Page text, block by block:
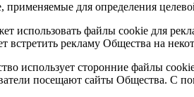
для определения
использовать файлы cookie для
встретить рекламу Общества на
использует сторонние файлы
посещают сайты Общества. С